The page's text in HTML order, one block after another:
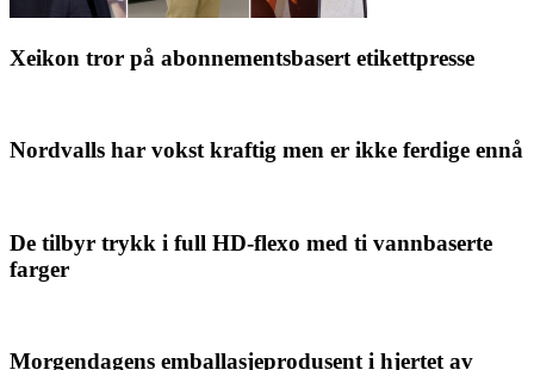
Xeikon tror på abonnementsbasert etikettpresse
Nordvalls har vokst kraftig men er ikke ferdige ennå
De tilbyr trykk i full HD-flexo med ti vannbaserte
farger
Morgendagens emballasjeprodusent i hjertet av